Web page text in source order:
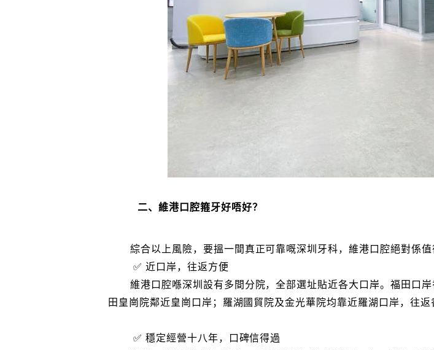
二、維港口腔箍牙好唔好？
綜合以上風險，要搵一間真正可靠嘅深圳牙科，維港口腔絕對係值
✅ 近口岸，往返方便
維港口腔喺深圳設有多間分院，全部選址貼近各大口岸。福田口
田皇崗院鄰近皇崗口岸；羅湖國貿院及金光華院均靠近羅湖口岸，往
✅ 穩定經營十八年，口碑信得過